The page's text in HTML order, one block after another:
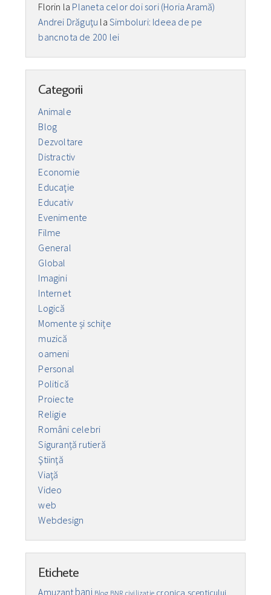
Florin la Planeta celor doi sori (Horia Aramă)
Andrei Drăguţu laSimboluri: Ideea de pe
bancnota de 200 lei
Categorii
Animale
Blog
Dezvoltare
Distractiv
Economie
Educaţie
Educativ
Evenimente
Filme
General
Global
Imagini
Internet
Logică
Momente și schițe
muzică
oameni
Personal
Politică
Proiecte
Religie
Români celebri
Siguranță rutieră
Ştiinţă
Viaţă
Video
web
Webdesign
Etichete
Amuzant bani Blog BNR civilizaţie cronica scepticului